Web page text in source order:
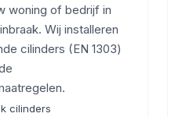
woning of bedrijf in
Wij installeren
cilinders (EN 1303)
cilinders